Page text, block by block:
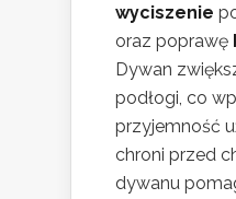
wyciszenie
oraz poprawę
Dywan
podłogi, co
przyjemność
chroni przed
dywanu